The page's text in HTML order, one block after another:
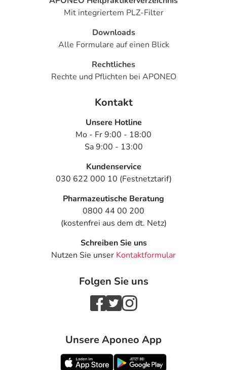
Mit integriertem PLZ-Filter
Downloads
Alle Formulare auf einen Blick
Rechtliches
Rechte und Pflichten bei APONEO
Kontakt
Unsere Hotline
Mo - Fr 9:00 - 18:00
Sa 9:00 - 13:00
Kundenservice
030 622 000 10 (Festnetztarif)
Pharmazeutische Beratung
0800 44 00 200
(kostenfrei aus dem dt. Netz)
Schreiben Sie uns
Nutzen Sie unser Kontaktformular
Folgen Sie uns
Unsere Aponeo App